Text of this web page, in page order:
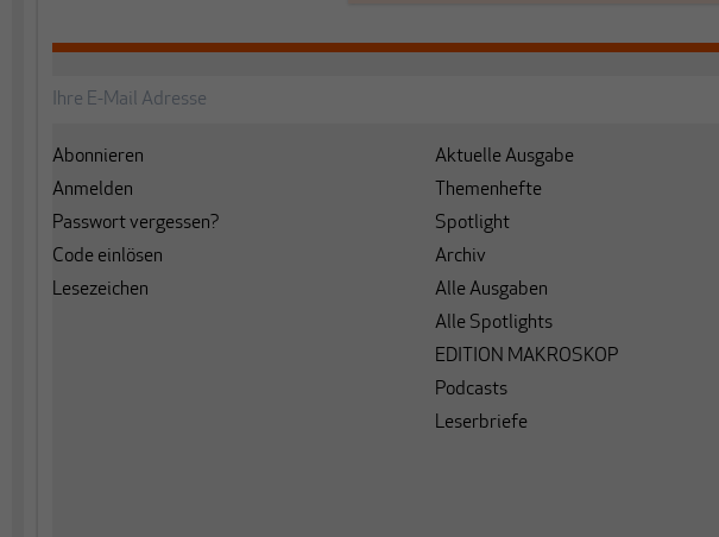
Abonnieren
Anmelden
Passwort vergessen?
Code einlösen
Lesezeichen
Aktuelle Ausgabe
Themenhefte
Spotlight
Archiv
Alle Ausgaben
Alle Spotlights
EDITION MAKROSKOP
Podcasts
Leserbriefe